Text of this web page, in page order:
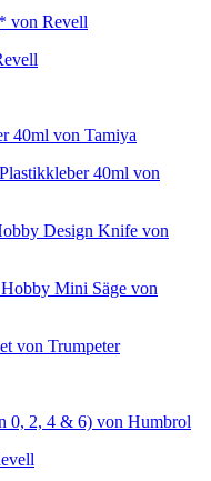
von Revell
40ml von Tamiya
40ml von
Design Knife von
Mini Säge von
von Trumpeter
0, 2, 4 & 6) von Humbrol